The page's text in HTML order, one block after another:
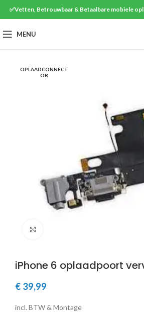
✅Vetten, Betrouwbaar & Betaalbare mobiele
MENU
OPLAADCONNECT
OR
iPhone 6 oplaadpoort
€ 39,99
incl. BTW & Montage